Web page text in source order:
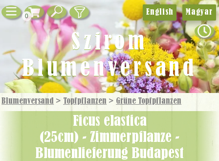
0
Blumenversand > Topfpflanzen > Grüne Topf­pflanzen
Ficus elastica
(25cm) - Zimmerpflanze -
Blumenlieferung Budapest
English Magyar
Szirom
Blumenversand